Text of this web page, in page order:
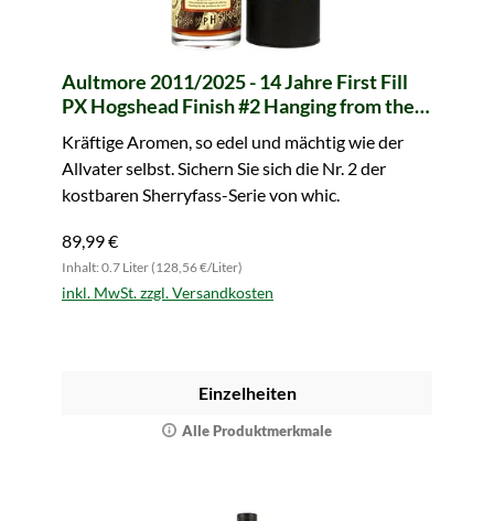
Aultmore 2011/2025 - 14 Jahre First Fill
PX Hogshead Finish #2 Hanging from the
(whic)
Kräftige Aromen, so edel und mächtig wie der
Allvater selbst. Sichern Sie sich die Nr. 2 der
kostbaren Sherryfass-Serie von whic.
89,99 €
Inhalt: 0.7 Liter (128,56 €/Liter)
inkl. MwSt. zzgl. Versandkosten
Einzelheiten
Alle Produktmerkmale